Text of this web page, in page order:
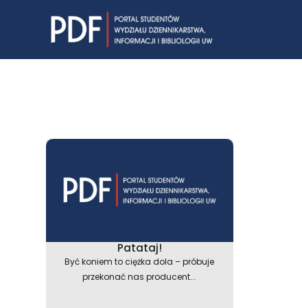
Patataj!
Być koniem to ciężka dola – próbuje
przekonać nas producent...